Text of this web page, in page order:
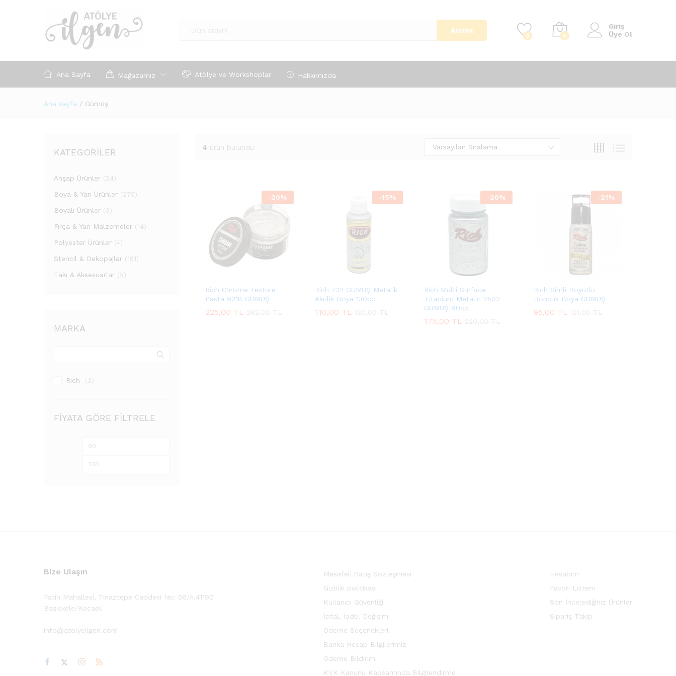
Arama
0 0
Giriş
Üye Ol
Ana Sayfa Mağazamız Atölye ve Workshoplar Hakkımızda
Ana sayfa / Gümüş
4 ürün bulundu Varsayılan Sıralama
-20%
Rich Chrome Texture
Pasta 9218 GÜMÜŞ
225,00 TL
225,00 TL
-15%
Rich 732 GÜMÜŞ Metalik
Akrilik Boya 130cc
110,00 TL
110,00 TL
-20%
Rich Multi Surface
Titanium Metalic 2502
GÜMÜŞ 90cc
175,00 TL
175,00 TL
-21%
Rich Simli Boyutlu
Boncuk Boya GÜMÜŞ
95,00 TL
95,00 TL
KATEGORILER
Ahşap Ürünler (24)
Boya & Yan Ürünler (275)
Boyalı Ürünler (3)
Fırça & Yan Malzemeler (14)
Polyester Ürünler (4)
Stencil & Dekopajlar (181)
Takı & Aksesuarlar (5)
MARKA
Rich (3)
FIYATA GÖRE FILTRELE
En
Bize Ulaşın
Fatih Mahallesi, Tınaztepe Caddesi No: 56/A,41190
Başiskele/Kocaeli
info@atolyeilgen.com
Mesafeli Satış Sözleşmesi
Gizlilik politikası
Kullanıcı Güvenliği
İptal, İade, Değişim
Ödeme Seçenekleri
Banka Hesap Bilgilerimiz
Ödeme Bildirimi
KVK Kanunu Kapsamında Bilgilendirme
Hesabım
Favori Listem
Son İncelediğiniz Ürünler
Sipariş Takip